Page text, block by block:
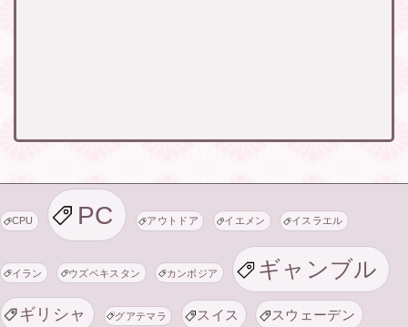
CPU PC アウトドア イエメン イスラエル
イラン ウズベキスタン カンボジア ギャンブル
ギリシャ グアテマラ スイス スウェーデン